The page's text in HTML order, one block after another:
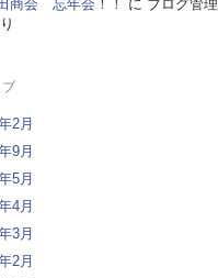
商会 忘年会！！
に ブログ管理
2月
9月
5月
4月
3月
2月